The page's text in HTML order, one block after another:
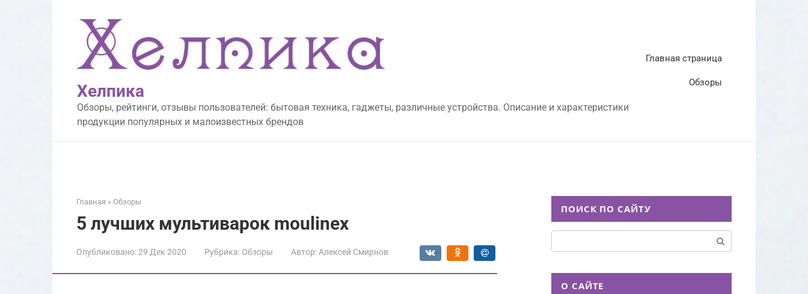
Хелпика
Обзоры, рейтинги, отзывы пользователей: бытовая техника, гаджеты, различные устройства. Описание и характеристики
продукции популярных и малоизвестных брендов
Главная страница
Обзоры
Главная » Обзоры
5 лучших мультиварок moulinex
Опубликовано:29 Дек 2020 Рубрика: Обзоры Автор: Алексей Смирнов
ПОИСК ПО САЙТУ
О САЙТЕ